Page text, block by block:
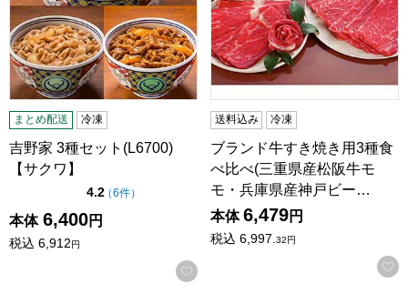
まとめ配送 冷凍
吉野家 3種セット(L6700)
【サクワ】
4.2点（5点満点中）
（6件の評価
）
本体 6,400円
税込 6,912円
お気に入りに登録する
送料込み 冷凍
ブランド牛すき焼き用3種食
べ比べ(三重県産松阪牛モ
モ・兵庫県産神戸ビー…
本体 6,479円
税込 6,997.32円